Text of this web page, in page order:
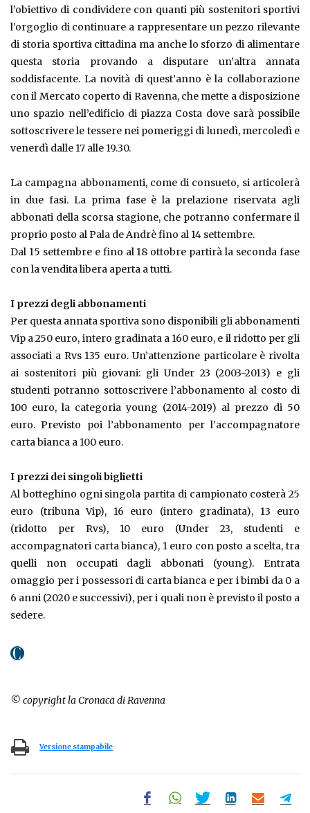
l’obiettivo di condividere con quanti più sostenitori sportivi
l’orgoglio di continuare a rappresentare un pezzo rilevante
di storia sportiva cittadina ma anche lo sforzo di alimentare
questa storia provando a disputare un’altra annata
soddisfacente. La novità di quest’anno è la collaborazione
con il Mercato coperto di Ravenna, che mette a disposizione
uno spazio nell’edificio di piazza Costa dove sarà possibile
sottoscrivere le tessere nei pomeriggi di lunedì, mercoledì e
venerdì dalle 17 alle 19.30.
La campagna abbonamenti, come di consueto, si articolerà
in due fasi. La prima fase è la prelazione riservata agli
abbonati della scorsa stagione, che potranno confermare il
proprio posto al Pala de Andrè fino al 14 settembre.
Dal 15 settembre e fino al 18 ottobre partirà la seconda fase
con la vendita libera aperta a tutti.
I prezzi degli abbonamenti
Per questa annata sportiva sono disponibili gli abbonamenti
Vip a 250 euro, intero gradinata a 160 euro, e il ridotto per gli
associati a Rvs 135 euro. Un’attenzione particolare è rivolta
ai sostenitori più giovani: gli Under 23 (2003-2013) e gli
studenti potranno sottoscrivere l’abbonamento al costo di
100 euro, la categoria young (2014-2019) al prezzo di 50
euro. Previsto poi l’abbonamento per l’accompagnatore
carta bianca a 100 euro.
I prezzi dei singoli biglietti
Al botteghino ogni singola partita di campionato costerà 25
euro (tribuna Vip), 16 euro (intero gradinata), 13 euro
(ridotto per Rvs), 10 euro (Under 23, studenti e
accompagnatori carta bianca), 1 euro con posto a scelta, tra
quelli non occupati dagli abbonati (young). Entrata
omaggio per i possessori di carta bianca e per i bimbi da 0 a
6 anni (2020 e successivi), per i quali non è previsto il posto a
sedere.
© copyright la Cronaca di Ravenna
Versione stampabile